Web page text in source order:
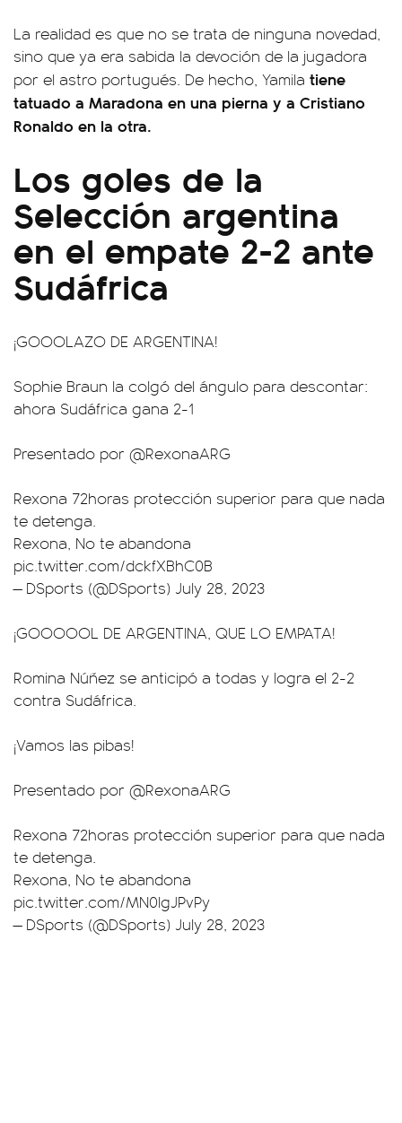
La realidad es que no se trata de ninguna novedad,
sino que ya era sabida la devoción de la jugadora
por el astro portugués. De hecho, Yamila tiene
tatuado a Maradona en una pierna y a Cristiano
Ronaldo en la otra.
Los goles de la
Selección argentina
en el empate 2-2 ante
Sudáfrica
¡GOOOLAZO DE ARGENTINA!
Sophie Braun la colgó del ángulo para descontar:
ahora Sudáfrica gana 2-1
Presentado por @RexonaARG
Rexona 72horas protección superior para que nada
te detenga.
Rexona, No te abandona
pic.twitter.com/dckfXBhC0B
— DSports (@DSports) July 28, 2023
¡GOOOOOL DE ARGENTINA, QUE LO EMPATA!
Romina Núñez se anticipó a todas y logra el 2-2
contra Sudáfrica.
¡Vamos las pibas!
Presentado por @RexonaARG
Rexona 72horas protección superior para que nada
te detenga.
Rexona, No te abandona
pic.twitter.com/MN0lgJPvPy
— DSports (@DSports) July 28, 2023